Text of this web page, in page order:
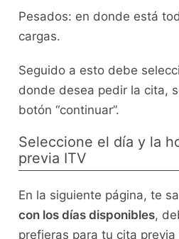
Pesados: en donde está
cargas.
Seguido a esto debe
donde desea pedir la cita,
botón “continuar”.
Seleccione el día y la
previa ITV
En la siguiente página, te
con los días disponibles,
prefieras para tu cita